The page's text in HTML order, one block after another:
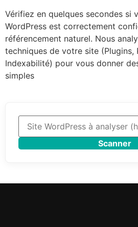
Vérifiez en quelques secondes si
WordPress est correctement
référencement naturel. Nous
techniques de votre site (Plugins,
Indexabilité) pour vous donner
simples
Scanner